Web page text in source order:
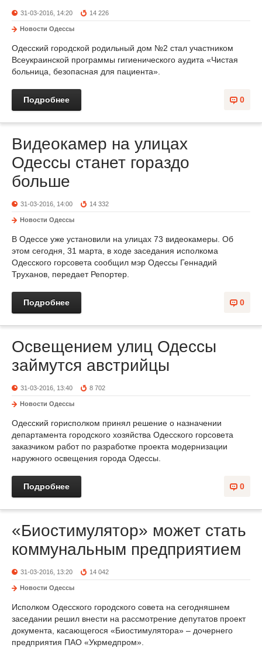
31-03-2016, 14:20 14 226
Новости Одессы
Одесский городской родильный дом №2 стал участником
Всеукраинской программы гигиенического аудита «Чистая
больница, безопасная для пациента».
0
Подробнее
Видеокамер на улицах
Одессы станет гораздо
больше
31-03-2016, 14:00 14 332
Новости Одессы
В Одессе уже установили на улицах 73 видеокамеры. Об
этом сегодня, 31 марта, в ходе заседания исполкома
Одесского горсовета сообщил мэр Одессы Геннадий
Труханов, передает Репортер.
0
Подробнее
Освещением улиц Одессы
займутся австрийцы
31-03-2016, 13:40 8 702
Новости Одессы
Одесский горисполком принял решение о назначении
департамента городского хозяйства Одесского горсовета
заказчиком работ по разработке проекта модернизации
наружного освещения города Одессы.
0
Подробнее
«Биостимулятор» может стать
коммунальным предприятием
31-03-2016, 13:20 14 042
Новости Одессы
Исполком Одесского городского совета на сегодняшнем
заседании решил внести на рассмотрение депутатов проект
документа, касающегося «Биостимулятора» – дочернего
предприятия ПАО «Укрмедпром».